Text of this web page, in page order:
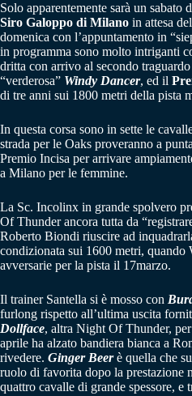
Solo apparentemente sarà un sabato
Siro Galoppo di Milano in attesa
domenica con l’appuntamento in
in programma sono molto intriganti
dritta con arrivo al secondo
“verderosa” Windy Dancer, ed il
di tre anni sui 1800 metri della pista
In questa corsa sono in sette le
strada per le Oaks proveranno a
Premio Incisa per arrivare
a Milano per le femmine.
La Sc. Incolinx in grande spolvero
Of Thunder ancora tutta da
Roberto Biondi riuscire ad
condizionata sui 1600 metri, quando
avversarie per la pista il 17marzo.
Il trainer Santella si è mosso con
furlong rispetto all’ultima uscita
Dollface, altra Night Of Thunder,
aprile ha alzato bandiera bianca a
rivedere. Ginger Beer è quella che
ruolo di favorita dopo la prestazione
quattro cavalle di grande spessore, e